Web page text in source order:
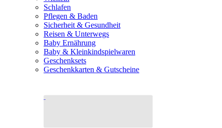
Schlafen
Pflegen & Baden
Sicherheit & Gesundheit
Reisen & Unterwegs
Baby Ernährung
Baby & Kleinkindspielwaren
Geschenksets
Geschenkkarten & Gutscheine